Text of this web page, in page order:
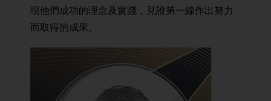
現他們成功的理念及實踐，見證第一線作出努力
而取得的成果。